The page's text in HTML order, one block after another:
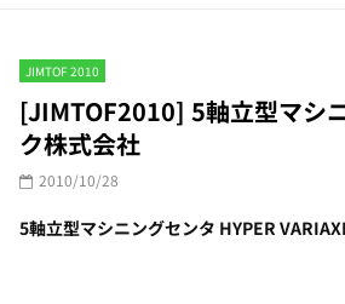
JIMTOF 2010
[JIMTOF2010] 5軸立型マシ
ク株式会社
2010/10/28
5軸立型マシニングセンタ HYPER